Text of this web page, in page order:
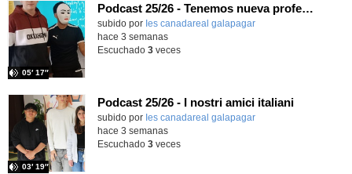
Podcast 25/26 - Tenemos nueva profesora de Griego ¿Conoces a María Eugenia?
subido por Ies canadareal galapagar
05′ 17″
-
hace 3 semanas
Escuchado 3veces
Podcast 25/26 - I nostri amici italiani
subido por Ies canadareal galapagar
03′ 19″
-
hace 3 semanas
Escuchado 3veces